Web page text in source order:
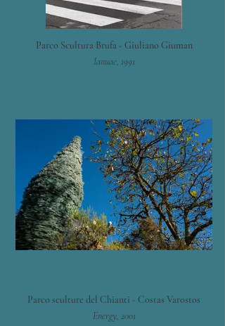
Parco Scultura Brufa - Giuliano Giuman
Ianuae, 1991
Parco sculture del Chianti - Costas Varostos
Energy, 2001